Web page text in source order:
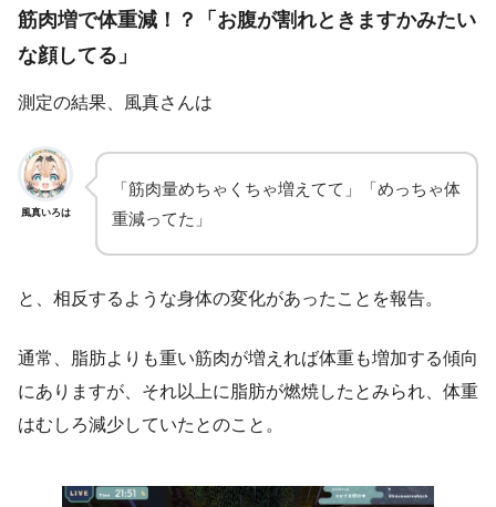
筋肉増で体重減！？「お腹が割れときますかみたい
な顔してる」
測定の結果、風真さんは
風真いろは
「筋肉量めちゃくちゃ増えてて」「めっちゃ体
重減ってた」
と、相反するような身体の変化があったことを報告。
通常、脂肪よりも重い筋肉が増えれば体重も増加する傾向
にありますが、それ以上に脂肪が燃焼したとみられ、体重
はむしろ減少していたとのこと。